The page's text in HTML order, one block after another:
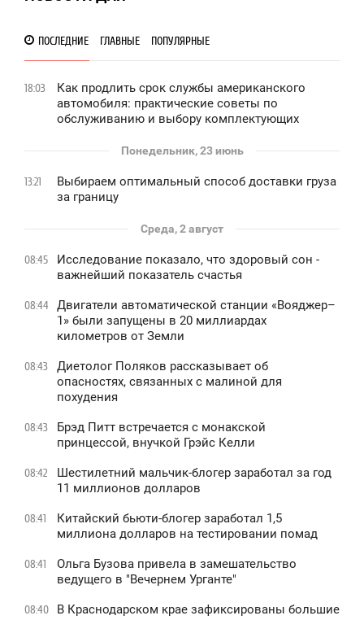
ПОСЛЕДНИЕ ГЛАВНЫЕ ПОПУЛЯРНЫЕ
18:03
Как продлить срок службы американского
автомобиля: практические советы по
обслуживанию и выбору комплектующих
Понедельник, 23 июнь
13:21
Выбираем оптимальный способ доставки груза
за границу
Среда, 2 август
08:45
Исследование показало, что здоровый сон -
важнейший показатель счастья
08:44
Двигатели автоматической станции «Вояджер–
1» были запущены в 20 миллиардах
километров от Земли
08:43
Диетолог Поляков рассказывает об
опасностях, связанных с малиной для
похудения
08:43
Брэд Питт встречается с монакской
принцессой, внучкой Грэйс Келли
08:42
Шестилетний мальчик-блогер заработал за год
11 миллионов долларов
08:41
Китайский бьюти-блогер заработал 1,5
миллиона долларов на тестировании помад
08:41
Ольга Бузова привела в замешательство
ведущего в "Вечернем Урганте"
08:40
В Краснодарском крае зафиксированы большие